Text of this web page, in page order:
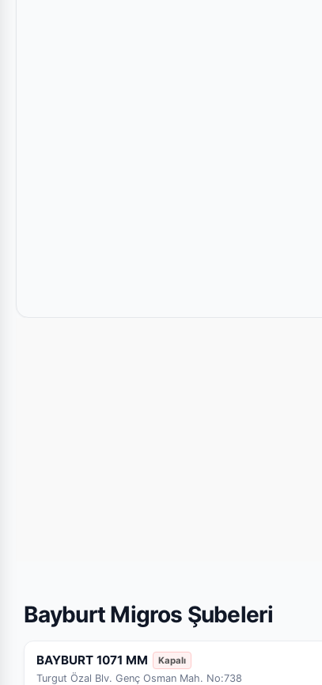
Bayburt Migros Şubeleri
BAYBURT 1071 MM Kapalı
Turgut Özal Blv. Genç Osman Mah. No:738